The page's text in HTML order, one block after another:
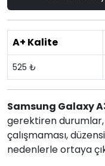
A+ Kalite
525 ₺
Samsung Galaxy
gerektiren
çalışmaması,
nedenlerle ortaya